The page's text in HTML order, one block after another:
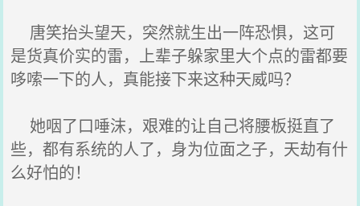
唐笑抬头望天，突然就生出一阵恐惧，这可
是货真价实的雷，上辈子躲家里大个点的雷都要
哆嗦一下的人，真能接下来这种天威吗？
她咽了口唾沫，艰难的让自己将腰板挺直了
些，都有系统的人了，身为位面之子，天劫有什
么好怕的！